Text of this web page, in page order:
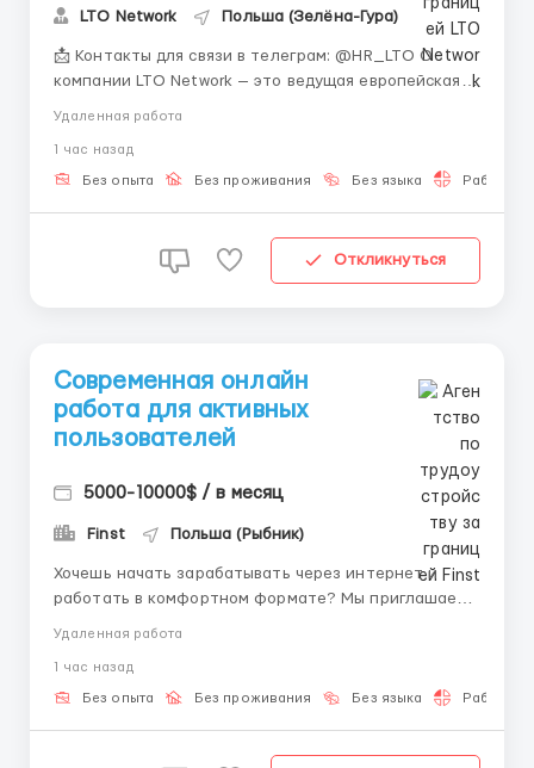
LTO Network Польша (Зелёна-Гура)
📩 Контакты для связи в телеграм: @HR_LTO О
компании LTO Network — это ведущая европейская
решения для бизнеса и государственных органов
(включая проекты для ООН), автоматизируем
Удаленная работа
1 час назад
Без опыта Без проживания Без языка Работа
Откликнуться
Современная онлайн
работа для активных
пользователей
5000-10000$ / в месяц
Finst Польша (Рыбник)
Хочешь начать зарабатывать через интернет и
работать в комфортном формате? Мы приглашаем
новых людей в удалённую команду без сложных
деятельность связана с современными цифровыми
направлениями и онлайн-процессами 💻🚀 Мы
Удаленная работа
1 час назад
Без опыта Без проживания Без языка Работа